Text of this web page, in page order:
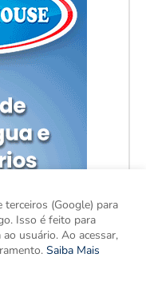
terceiros (Google) para
Isso é feito para
usuário. Ao acessar,
Saiba Mais